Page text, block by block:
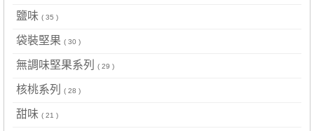
鹽味 ( 35 )
袋裝堅果 ( 30 )
無調味堅果系列 ( 29 )
核桃系列 ( 28 )
甜味 ( 21 )